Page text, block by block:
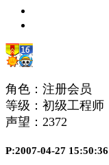
角色：注册会员
等级：初级工程师
声望： 2372
P:2007-04-27 15:50:36